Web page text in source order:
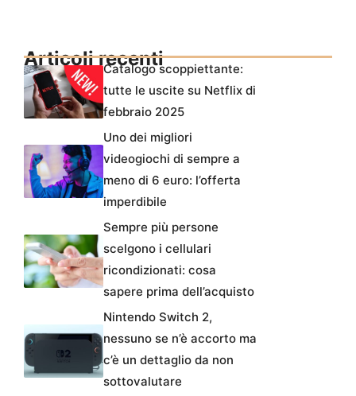
Articoli recentiCatalogo scoppiettante:
tutte le uscite su Netflix di
febbraio 2025
Uno dei migliori
videogiochi di sempre a
meno di 6 euro: l’offerta
imperdibile
Sempre più persone
scelgono i cellulari
ricondizionati: cosa
sapere prima dell’acquisto
Nintendo Switch 2,
nessuno se n’è accorto ma
c’è un dettaglio da non
sottovalutare